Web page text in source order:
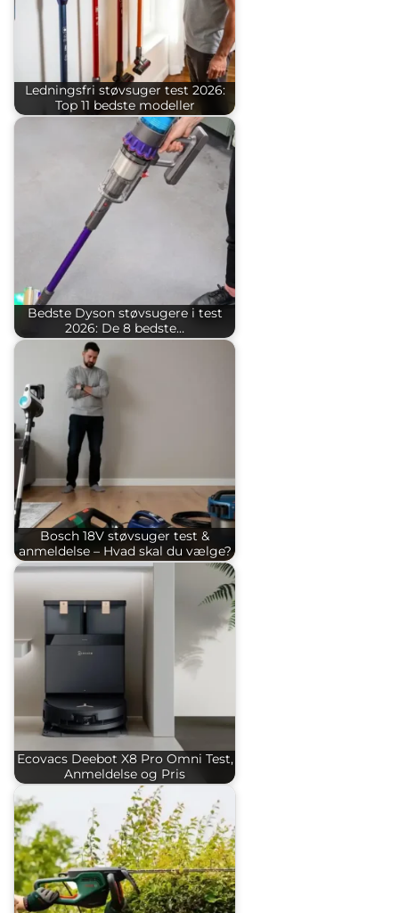
Ledningsfri støvsuger test 2026:
Top 11 bedste modeller
Bedste Dyson støvsugere i test
2026: De 8 bedste…
Bosch 18V støvsuger test &
anmeldelse – Hvad skal du vælge?
Ecovacs Deebot X8 Pro Omni Test,
Anmeldelse og Pris